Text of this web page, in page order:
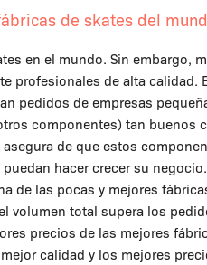
de skates del
en el mundo. Sin embargo,
profesionales de alta calidad.
pedidos de empresas
componentes) tan buenos
asegura de que estos
hacer crecer su negocio.
de las pocas y mejores
volumen total supera los
precios de las mejores
calidad y los mejores